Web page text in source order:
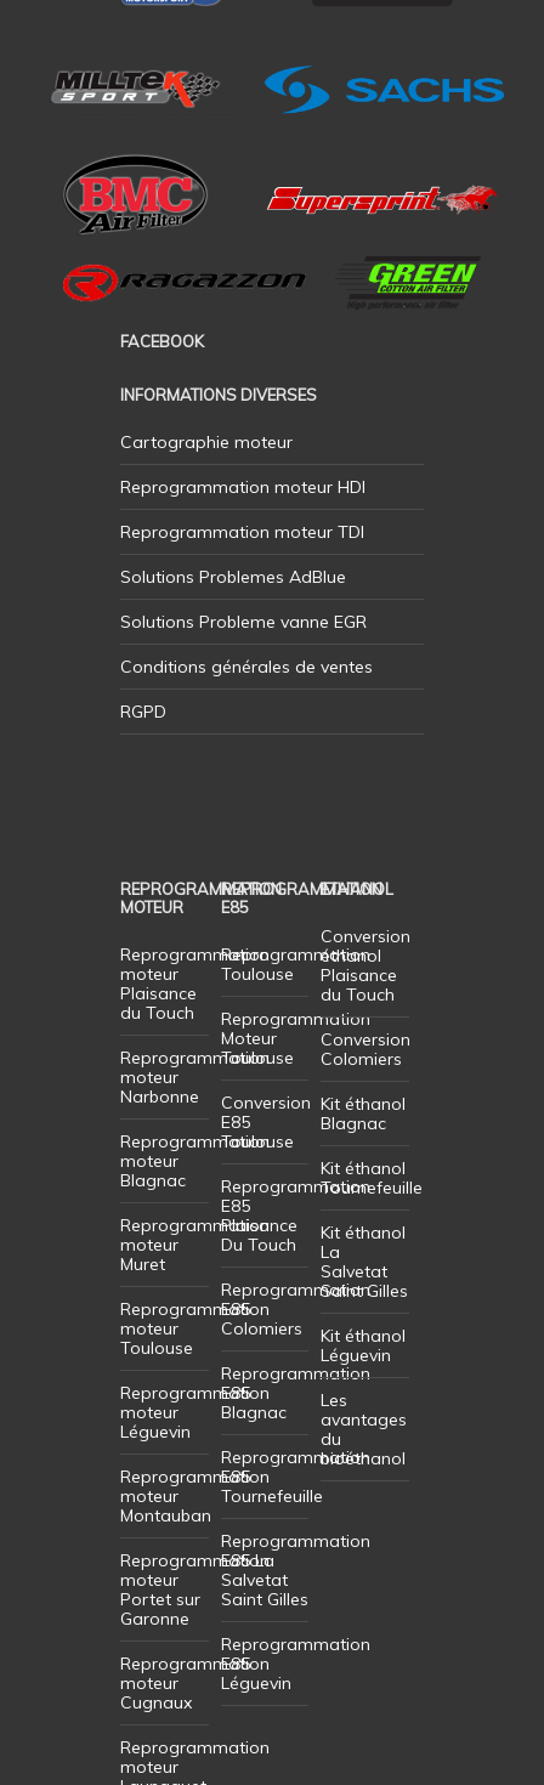
FACEBOOK
INFORMATIONS DIVERSES
Cartographie moteur
Reprogrammation moteur HDI
Reprogrammation moteur TDI
Solutions Problemes AdBlue
Solutions Probleme vanne EGR
Conditions générales de ventes
RGPD
REPROGRAMMATION
MOTEUR
Reprogrammation
moteur
Plaisance
du Touch
Reprogrammation
moteur
Narbonne
Reprogrammation
moteur
Blagnac
Reprogrammation
moteur
Muret
Reprogrammation
moteur
Toulouse
Reprogrammation
moteur
Léguevin
Reprogrammation
moteur
Montauban
Reprogrammation
moteur
Portet sur
Garonne
Reprogrammation
moteur
Cugnaux
Reprogrammation
moteur
REPROGRAMMATION
E85
Reprogrammation
Toulouse
Reprogrammation
Moteur
Toulouse
Conversion
E85
Toulouse
Reprogrammation
E85
Plaisance
Du Touch
Reprogrammation
E85
Colomiers
Reprogrammation
E85
Blagnac
Reprogrammation
E85
Tournefeuille
Reprogrammation
E85 La
Salvetat
Saint Gilles
Reprogrammation
E85
Léguevin
ETHANOL
Conversion
éthanol
Plaisance
du Touch
Conversion
Colomiers
Kit éthanol
Blagnac
Kit éthanol
Tournefeuille
Kit éthanol
La
Salvetat
Saint Gilles
Kit éthanol
Léguevin
Les
avantages
du
bioéthanol